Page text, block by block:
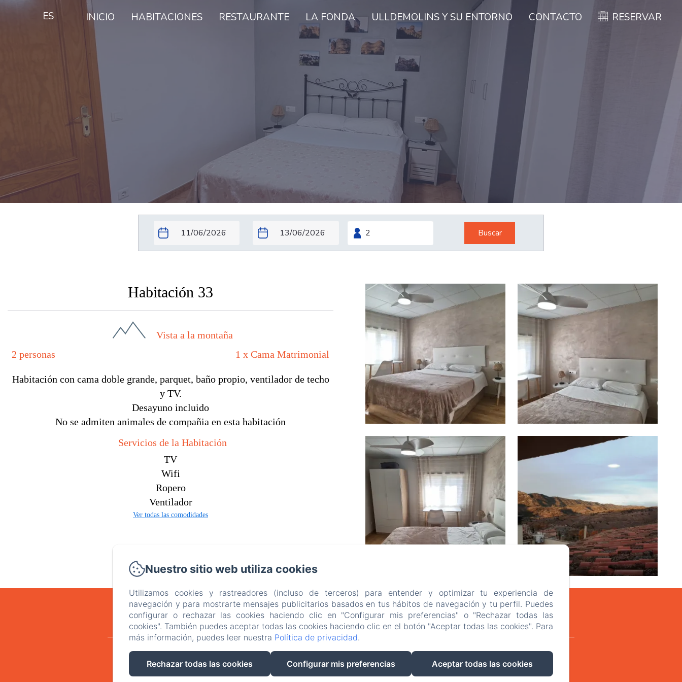
ES INICIO HABITACIONES RESTAURANTE LA FONDA ULLDEMOLINS Y SU ENTORNO CONTACTO RESERVAR
Buscar
Habitación 33
Vista a la montaña
2 personas
1 x Cama Matrimonial
Habitación con cama doble grande, parquet, baño propio, ventilador de techo
y TV.
Desayuno incluido
No se admiten animales de compañia en esta habitación
Servicios de la Habitación
TV
Wifi
Ropero
Ventilador
Ver todas las comodidades
FONDA TOLDRÀ
Inicio Habitaciones El Restaurante Contacto
EN ES CA
Nuestro sitio web utiliza cookies
Utilizamos cookies y rastreadores (incluso de terceros) para entender y optimizar tu experiencia de
navegación y para mostrarte mensajes publicitarios basados en tus hábitos de navegación y tu perfil. Puedes
configurar o rechazar las cookies haciendo clic en "Configurar mis preferencias" o "Rechazar todas las
cookies". También puedes aceptar todas las cookies haciendo clic en el botón "Aceptar todas las cookies". Para
más información, puedes leer nuestra Política de privacidad.
Rechazar todas las cookies Configurar mis preferencias Aceptar todas las cookies